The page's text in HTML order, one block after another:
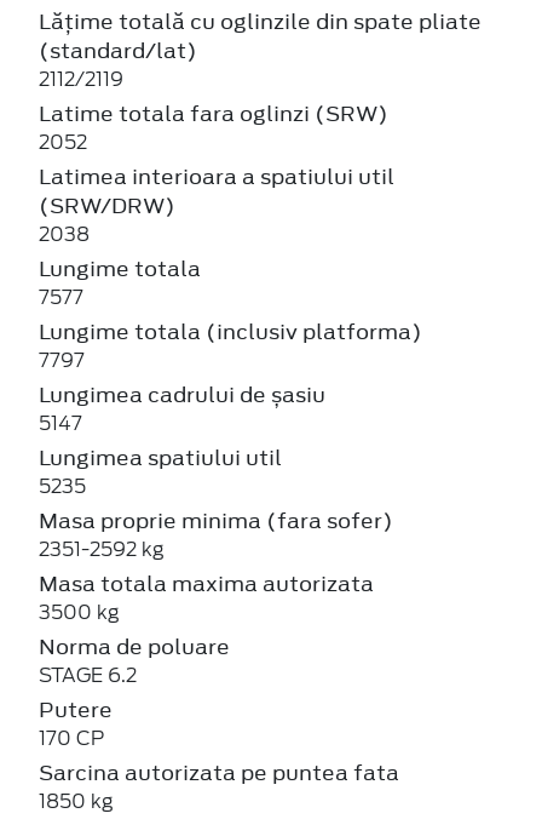
Lățime totală cu oglinzile din spate pliate
(standard/lat)
2112/2119
Latime totala fara oglinzi (SRW)
2052
Latimea interioara a spatiului util
(SRW/DRW)
2038
Lungime totala
7577
Lungime totala (inclusiv platforma)
7797
Lungimea cadrului de șasiu
5147
Lungimea spatiului util
5235
Masa proprie minima (fara sofer)
2351-2592 kg
Masa totala maxima autorizata
3500 kg
Norma de poluare
STAGE 6.2
Putere
170 CP
Sarcina autorizata pe puntea fata
1850 kg